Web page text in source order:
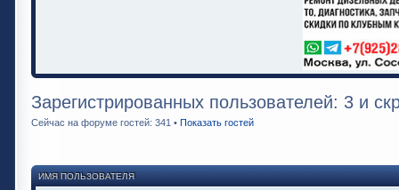
Зарегистрированных пользователей: 3 и
Сейчас на форуме гостей: 341 • Показать гостей
ИМЯ ПОЛЬЗОВАТЕЛЯ